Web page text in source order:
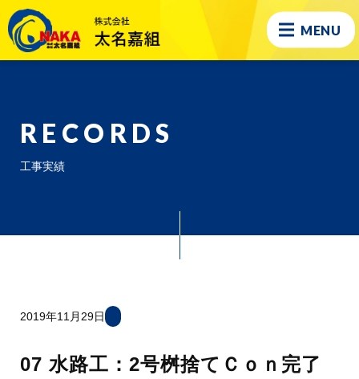
MENU
RECORDS
工事実績
2019年11月29日
07 ⽔路⼯：2号桝捨てＣｏｎ完了